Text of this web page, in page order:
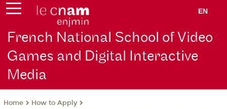
EN
French National School of Video
Games and Digital Interactive
Media
Home
How to Apply